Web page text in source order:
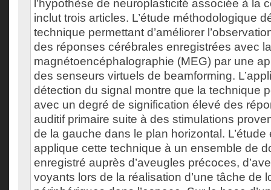
l’hypothèse de neuroplasticité associée à la
inclut trois articles. L’étude méthodologique
technique permettant d’améliorer
des réponses cérébrales enregistrées avec la
magnétoencéphalographie (MEG) par une
des senseurs virtuels de beamforming.
détection du signal montre que la technique
avec un degré de signification élevé des
auditif primaire suite à des stimulations
de la gauche dans le plan horizontal. L’étude
applique cette technique à un ensemble de
enregistré auprès d’aveugles précoces,
voyants lors de la réalisation d’une tâche de